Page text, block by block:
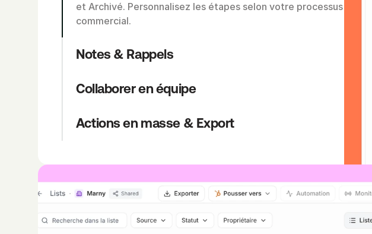
et Archivé. Personnalisez les étapes selon votre processus
commercial.
Notes & Rappels
Collaborer en équipe
Actions en masse & Export